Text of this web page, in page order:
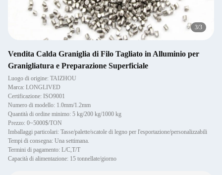
3/3
Vendita Calda Graniglia di Filo Tagliato in Alluminio per
Granigliatura e Preparazione Superficiale
Luogo di origine: TAIZHOU
Marca: LONGLIVED
Certificazione: ISO9001
Numero di modello: 1.0mm/1.2mm
Quantità di ordine minimo: 5 kg/200 kg/1000 kg
Prezzo: 0~5000$/TON
Imballaggi particolari: Tasse/palette/scatole di legno per l'esportazione/personalizzabili
Tempi di consegna: Una settimana.
Termini di pagamento: L/C,T/T
Capacità di alimentazione: 15 tonnellate/giorno